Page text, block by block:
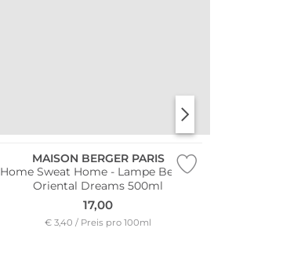
MAISON BERGER PARIS
Home Sweat Home - Lampe Berger
Oriental Dreams 500ml
17,00
€ 3,40 / Preis pro 100ml